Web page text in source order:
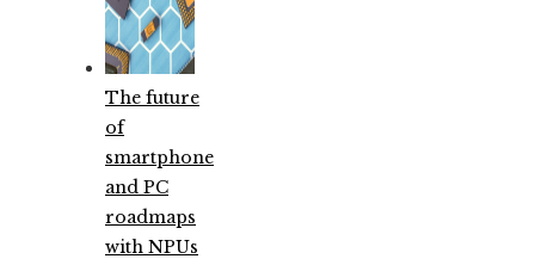
The future
of
smartphone
and PC
roadmaps
with NPUs